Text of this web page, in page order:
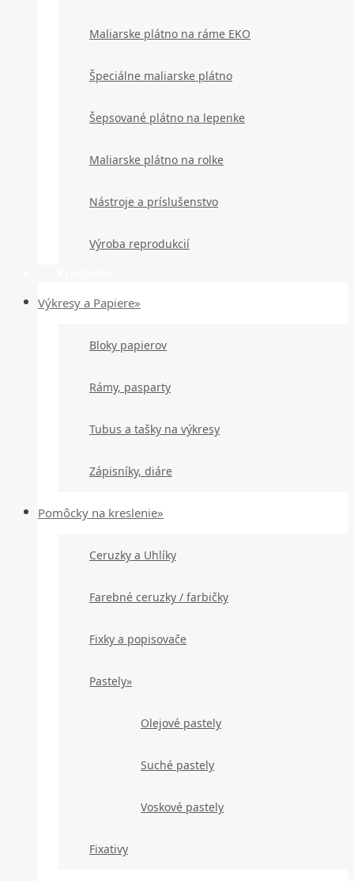
Maliarske plátno na ráme EKO
Špeciálne maliarske plátno
Šepsované plátno na lepenke
Maliarske plátno na rolke
Nástroje a príslušenstvo
Výroba reprodukcií
Výkresy a Papiere»
Bloky papierov
Rámy, pasparty
Tubus a tašky na výkresy
Zápisníky, diáre
Pomôcky na kreslenie»
Ceruzky a Uhlíky
Farebné ceruzky / farbičky
Fixky a popisovače
Pastely»
Olejové pastely
Suché pastely
Voskové pastely
Fixativy